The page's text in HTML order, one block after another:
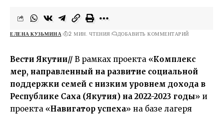
ЕЛЕНА КУЗЬМИНА 2 МИН. ЧТЕНИЯ ДОБАВИТЬ КОММЕНТАРИЙ
Вести Якутии// В рамках проекта «Комплекс
мер, направленный на развитие социальной
поддержки семей с низким уровнем дохода в
Республике Саха (Якутия) на 2022-2023 годы» и
проекта «Навигатор успеха» на базе лагеря